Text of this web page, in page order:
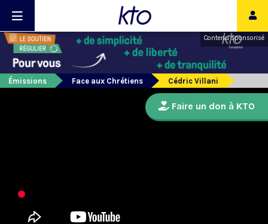
Contenu sponsorisé
Émissions Face aux Chrétiens Cédric Villani
Faire un don à KTO